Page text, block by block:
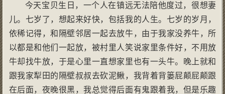
今天宝贝生日，一个人在镇远无法陪他度过，很想妻
儿。七岁了，想起来好快，包括我的人生。七岁的岁月，
依稀记得，和隔壁邻居一起去放牛，由于我家没养牛，所
以都是和他们一起放，被村里人笑说家里条件好，不用放
牛却找牛放，于是心里一直想家里也有一头牛。晚上就和
跟我家犁田的隔壁叔叔去砍泥鳅，我背着背篓屁颠屁颠跟
在后面，夜晚很黑，我总觉得后面有鬼跟着我，但是乐趣